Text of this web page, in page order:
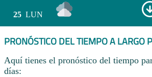
25 LUN
PRONÓSTICO DEL TIEMPO A LARGO
Aquí tienes el pronóstico del tiempo
días: